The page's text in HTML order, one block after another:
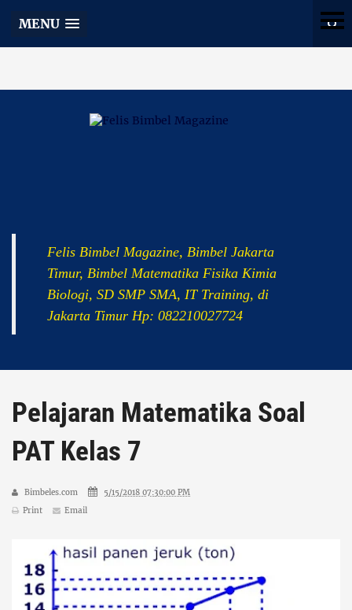
Felis Bimbel Magazine, Bimbel Jakarta
Timur, Bimbel Matematika Fisika Kimia
Biologi, SD SMP SMA, IT Training, di
Jakarta Timur Hp: 082210027724
MENU
Pelajaran Matematika Soal
PAT Kelas 7
Bimbeles.com
5/15/2018 07:30:00 PM
Print
Email